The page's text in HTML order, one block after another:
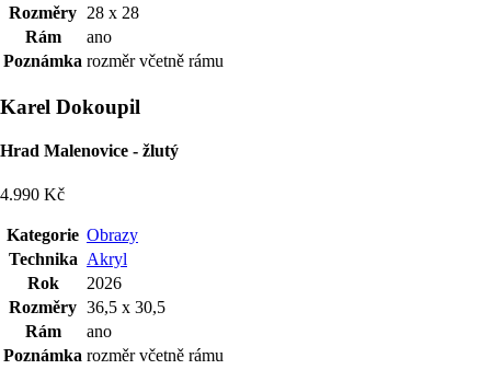
Rozměry 28 x 28
Rám
ano
Poznámka rozměr včetně rámu
Karel Dokoupil
Hrad Malenovice - žlutý
4.990 Kč
Kategorie Obrazy
Technika Akryl
Rok
2026
Rozměry 36,5 x 30,5
Rám
ano
Poznámka rozměr včetně rámu